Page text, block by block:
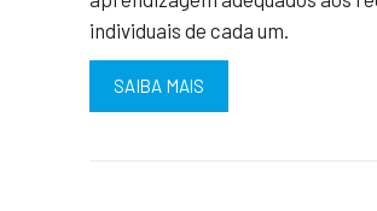
individuais de cada um.
SAIBA MAIS